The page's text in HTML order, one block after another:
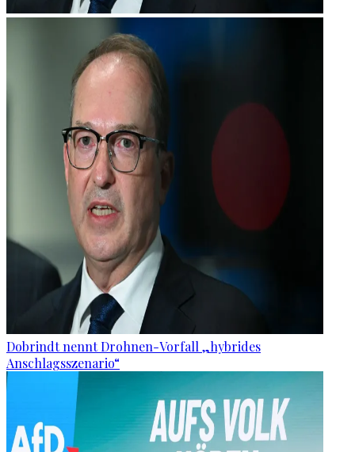
Dobrindt nennt Drohnen-Vorfall „hybrides
Anschlagsszenario“